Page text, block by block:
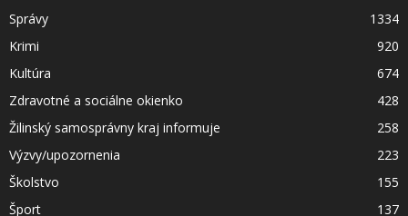
Správy
1334
Krimi
920
Kultúra
674
Zdravotné a sociálne okienko
428
Žilinský samosprávny kraj informuje
258
Výzvy/upozornenia
223
Školstvo
155
Šport
137